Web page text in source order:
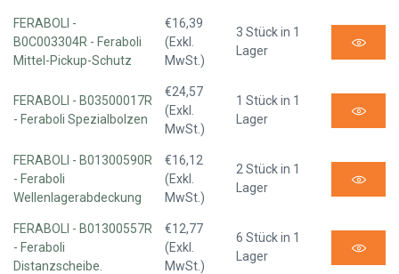
FERABOLI -
B0C003304R - Feraboli
Mittel-Pickup-Schutz
€16,39
(Exkl.
MwSt.)
3 Stück in 1
Lager
FERABOLI - B03500017R
- Feraboli Spezialbolzen
€24,57
(Exkl.
MwSt.)
1 Stück in 1
Lager
FERABOLI - B01300590R
- Feraboli
Wellenlagerabdeckung
€16,12
(Exkl.
MwSt.)
2 Stück in 1
Lager
FERABOLI - B01300557R
- Feraboli
Distanzscheibe.
€12,77
(Exkl.
MwSt.)
6 Stück in 1
Lager